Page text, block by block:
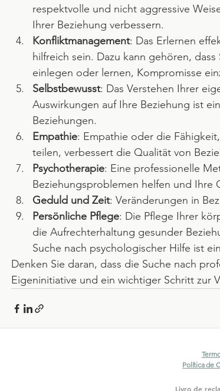
respektvolle und nicht aggressive
Ihrer Beziehung verbessern.
Konfliktmanagement: Das Erlernen
hilfreich sein. Dazu kann gehören,
einlegen oder lernen, Kompromisse
Selbstbewusst: Das Verstehen Ihrer
Auswirkungen auf Ihre Beziehung ist
Beziehungen.
Empathie: Empathie oder die
teilen, verbessert die Qualität von
Psychotherapie: Eine professionelle
Beziehungsproblemen helfen und
Geduld und Zeit: Veränderungen in
Persönliche Pflege: Die Pflege Ihrer
die Aufrechterhaltung gesunder
Suche nach psychologischer Hilfe ist
Denken Sie daran, dass die Suche nach
Eigeninitiative und ein wichtiger Schritt zur
Política de
Livro de